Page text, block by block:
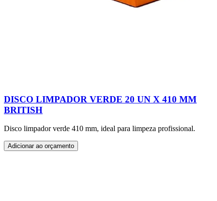
DISCO LIMPADOR VERDE 20 UN X 410 MM
BRITISH
Disco limpador verde 410 mm, ideal para limpeza profissional.
Adicionar ao orçamento